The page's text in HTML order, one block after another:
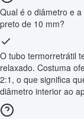
Qual é o diâmetro e
preto de 10 mm?
O tubo termorretrátil
relaxado. Costuma
2:1, o que significa
diâmetro interior ao